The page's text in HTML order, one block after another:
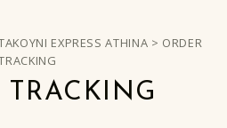
EXPRESS ATHINA > ORDER
TRACKING